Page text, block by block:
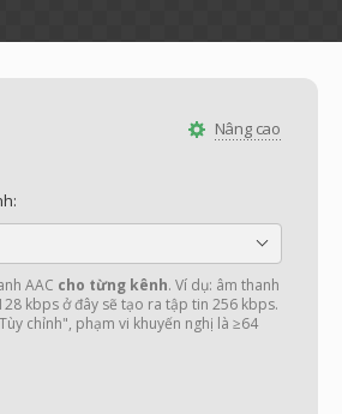
Nâng cao
AAC cho từng kênh. Ví dụ: âm thanh
kbps ở đây sẽ tạo ra tập tin 256 kbps.
chỉnh", phạm vi khuyến nghị là ≥64